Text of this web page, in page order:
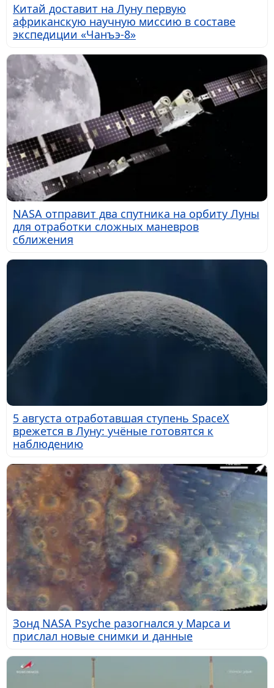
Китай доставит на Луну первую
африканскую научную миссию в составе
экспедиции «Чанъэ-8»
NASA отправит два спутника на орбиту Луны
для отработки сложных маневров
сближения
5 августа отработавшая ступень SpaceX
врежется в Луну: учёные готовятся к
наблюдению
Зонд NASA Psyche разогнался у Марса и
прислал новые снимки и данные